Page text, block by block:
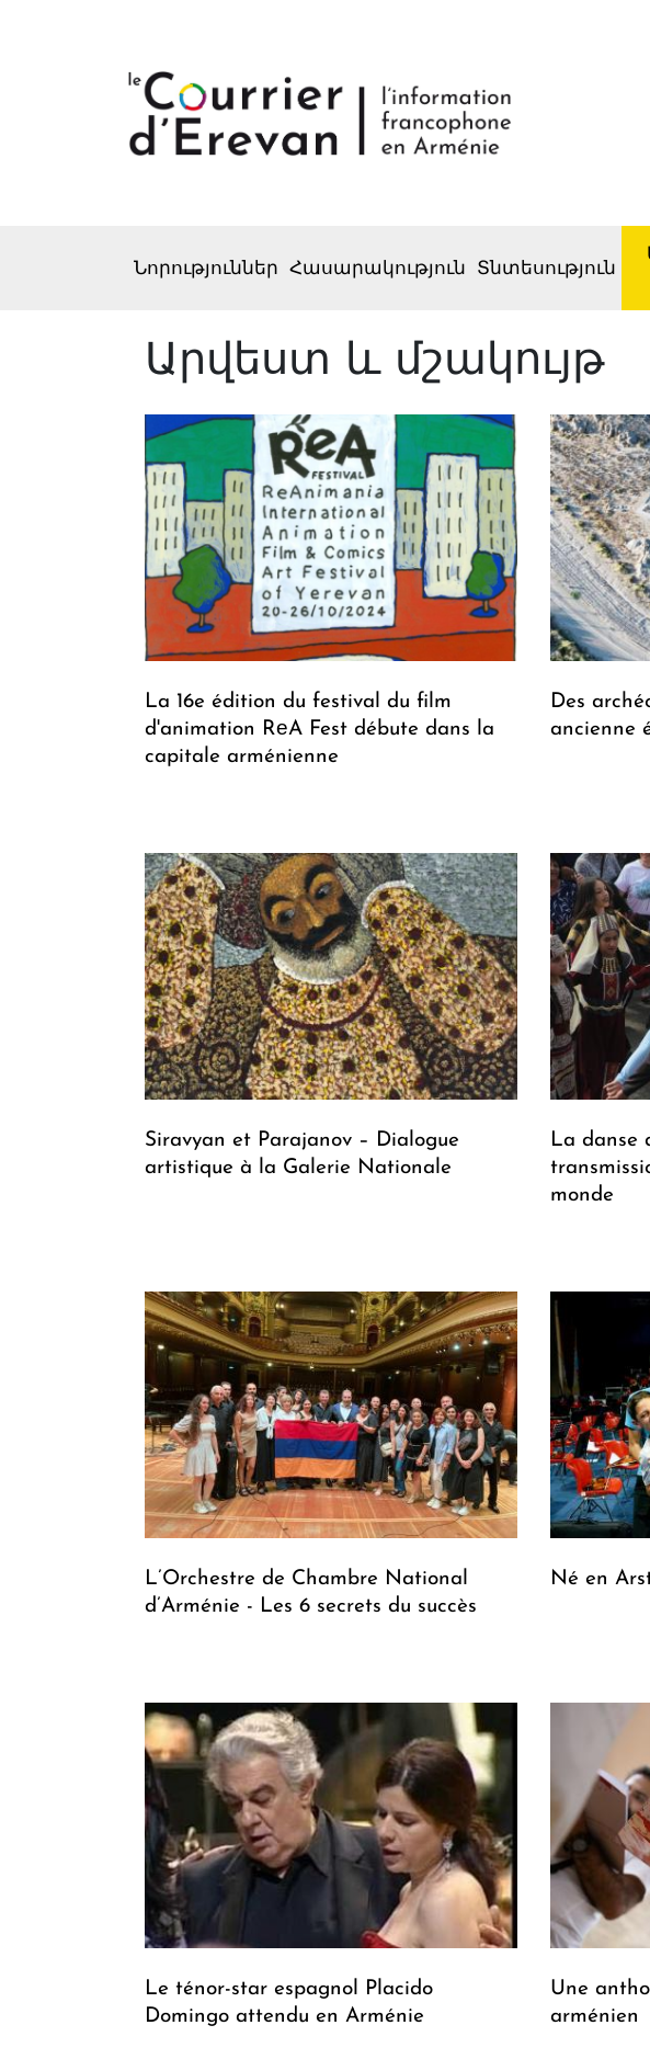
Նորություններ Հասարակություն Տնտեսություն
Արվեստ և մշակույթ
La 16e édition du festival du film
d'animation RеA Fest débute dans la
capitale arménienne
Des
ancienne
Siravyan et Parajanov – Dialogue
artistique à la Galerie Nationale
La danse
monde
L’Orchestre de Chambre National
d’Arménie - Les 6 secrets du succès
Né en
Le ténor-star espagnol Placido
Domingo attendu en Arménie
Une
arménien